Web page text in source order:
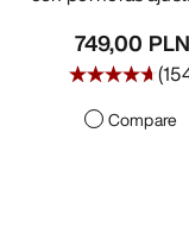
749,00 PLN
(
Compare